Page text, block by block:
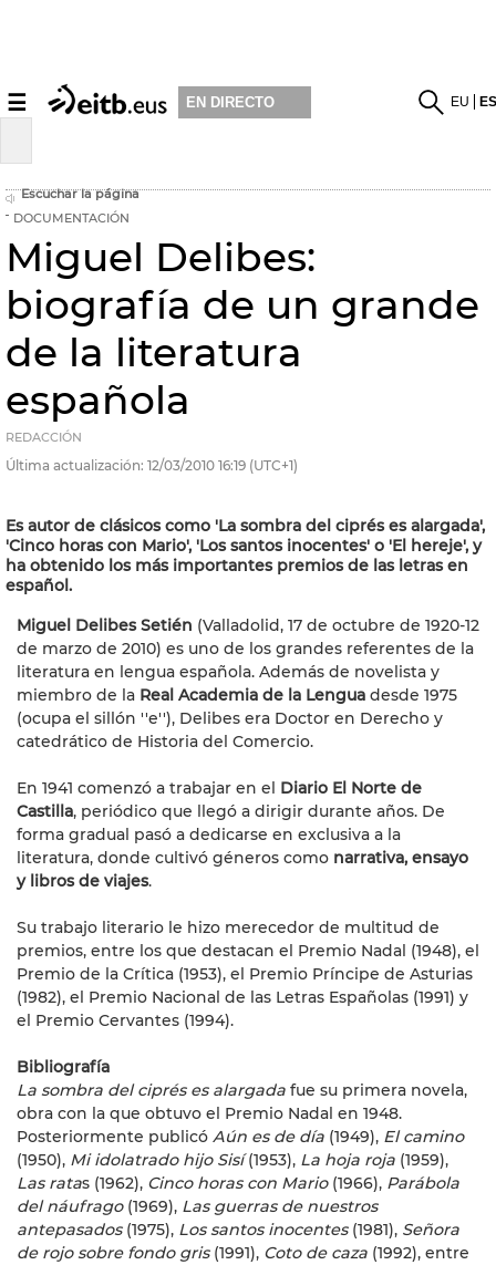
☰ EN DIRECTO EU
Escuchar la página
DOCUMENTACIÓN
Miguel Delibes:
biografía de un grande
de la literatura
española
REDACCIÓN
Última actualización: 12/03/2010 16:19 (UTC+1)
Es autor de clásicos como 'La sombra del ciprés es alargada',
'Cinco horas con Mario', 'Los santos inocentes' o 'El hereje', y
ha obtenido los más importantes premios de las letras en
español.
Miguel Delibes Setién (Valladolid, 17 de octubre de 1920-12
de marzo de 2010) es uno de los grandes referentes de la
literatura en lengua española. Además de novelista y
miembro de la Real Academia de la Lengua desde 1975
(ocupa el sillón ''e''), Delibes era Doctor en Derecho y
catedrático de Historia del Comercio.
En 1941 comenzó a trabajar en el Diario El Norte de
Castilla, periódico que llegó a dirigir durante años. De
forma gradual pasó a dedicarse en exclusiva a la
literatura, donde cultivó géneros como narrativa, ensayo
y libros de viajes.
Su trabajo literario le hizo merecedor de multitud de
premios, entre los que destacan el Premio Nadal (1948), el
Premio de la Crítica (1953), el Premio Príncipe de Asturias
(1982), el Premio Nacional de las Letras Españolas (1991) y
el Premio Cervantes (1994).
Bibliografía
La sombra del ciprés es alargada fue su primera novela,
obra con la que obtuvo el Premio Nadal en 1948.
Posteriormente publicó Aún es de día (1949), El camino
(1950), Mi idolatrado hijo Sisí(1953), La hoja roja (1959),
Las ratas (1962), Cinco horas con Mario(1966), Parábola
del náufrago(1969), Las guerras de nuestros
antepasados(1975), Los santos inocentes(1981), Señora
de rojo sobre fondo gris(1991), Coto de caza (1992), entre